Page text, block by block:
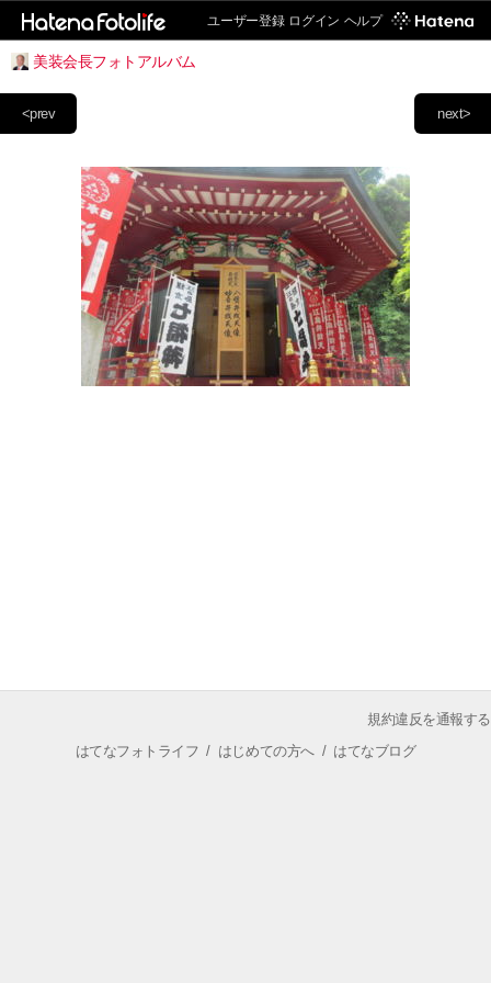
ユーザー登録 ログイン ヘルプ
美装会長フォトアルバム
next>
<prev
規約違反を通報する
はてなフォトライフ / はじめての方へ/ はてなブログ